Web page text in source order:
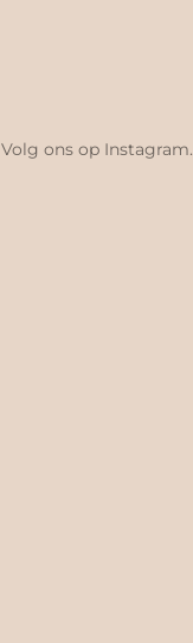
Volg ons op Instagram.